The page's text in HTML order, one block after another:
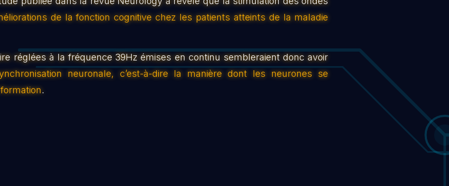
de la fonction cognitive chez les patients atteints de la maladie
réglées à la fréquence 39Hz émises en continu sembleraient donc avoir
neuronale, c’est-à-dire la manière dont les neurones se
.